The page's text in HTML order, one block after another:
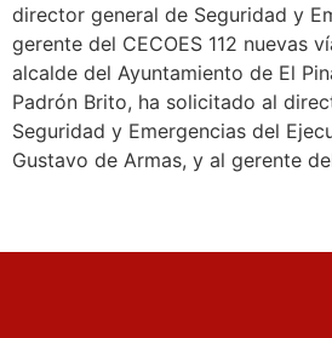
director general de Seguridad y
gerente del CECOES 112 nuevas
alcalde del Ayuntamiento de El
Padrón Brito, ha solicitado al
Seguridad y Emergencias del
Gustavo de Armas, y al gerente